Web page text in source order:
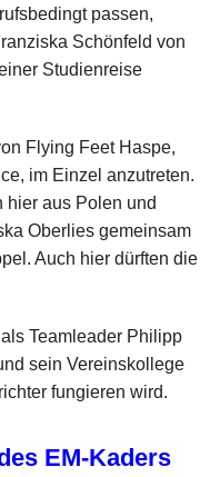
passen,
Schönfeld von
Studienreise
Flying Feet Haspe,
im Einzel anzutreten.
hier aus Polen und
Oberlies gemeinsam
Auch hier dürften die
Teamleader Philipp
sein Vereinskollege
fungieren wird.
EM-Kaders